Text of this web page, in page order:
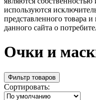
используются
представленного товара
данного сайта о
Очки и
Фильтр товаров
Сортировать: